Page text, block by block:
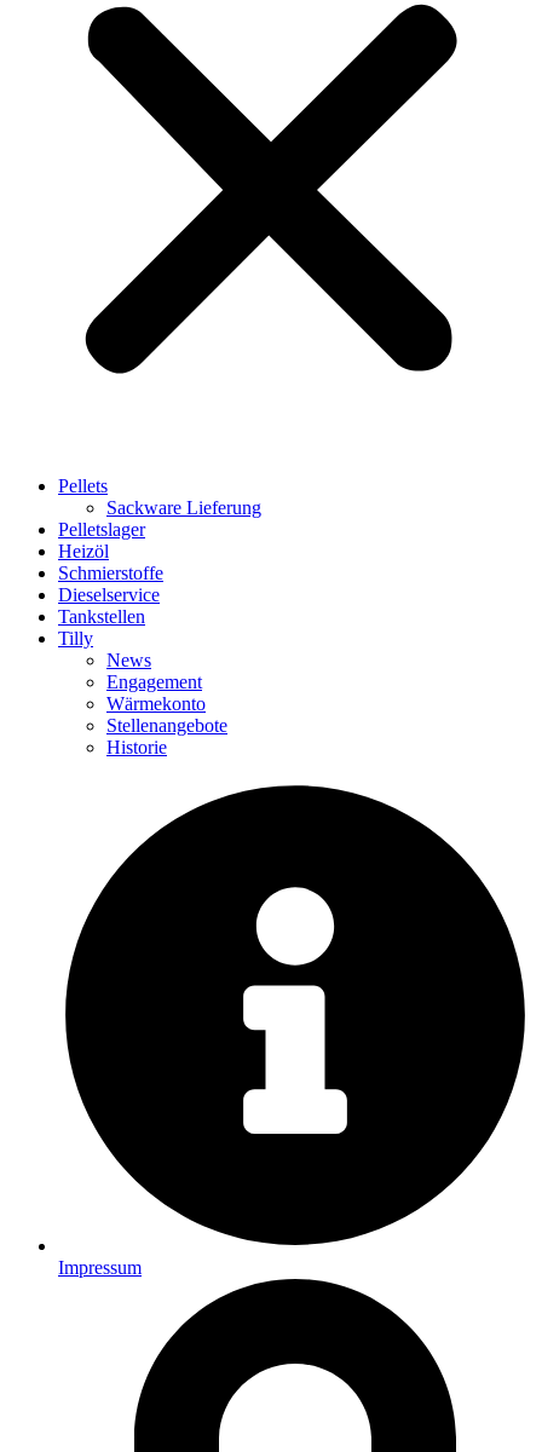
Pellets
Sackware Lieferung
Pelletslager
Heizöl
Schmierstoffe
Dieselservice
Tankstellen
Tilly
News
Engagement
Wärmekonto
Stellenangebote
Historie
Impressum